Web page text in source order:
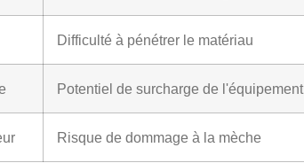
Difficulté à pénétrer le matériau
Potentiel de surcharge de l'équipement
Risque de dommage à la mèche